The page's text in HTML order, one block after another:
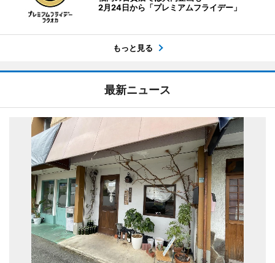
2月24日から「プレミアムフライデー」
もっと見る
最新ニュース